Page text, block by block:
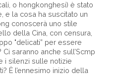
o hongkonghesi) è stato
e la cosa ha suscitato un
conoscerà uno stile
della Cina, con censura,
"delicati” per essere
saranno anche sull’Scmp
i silenzi sulle notizie
È l’ennesimo inizio della